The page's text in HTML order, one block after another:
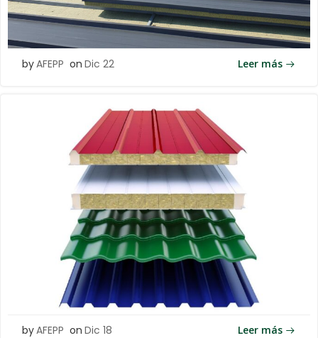
byAFEPP on Dic 22 Leer más
byAFEPP on Dic 18 Leer más